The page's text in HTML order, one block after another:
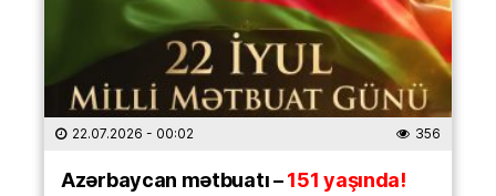
22.07.2026 - 00:02 356
Azərbaycan mətbuatı –151 yaşında!